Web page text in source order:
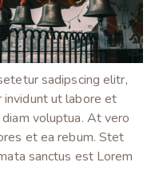
sadipscing elitr,
invidunt ut labore et
voluptua. At vero
et ea rebum. Stet
sanctus est Lorem